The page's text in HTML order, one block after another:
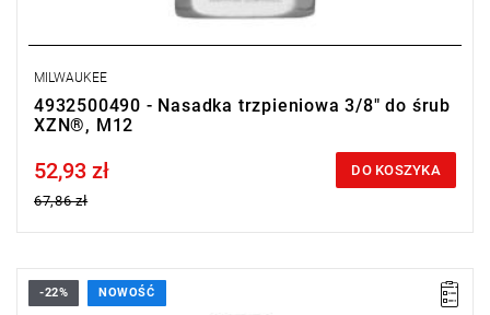
MILWAUKEE
4932500490 - Nasadka trzpieniowa 3/8" do śrub
XZN®, M12
Price tax included
52,93 zł
67,86 zł
DO KOSZYKA
-22% NOWOŚĆ